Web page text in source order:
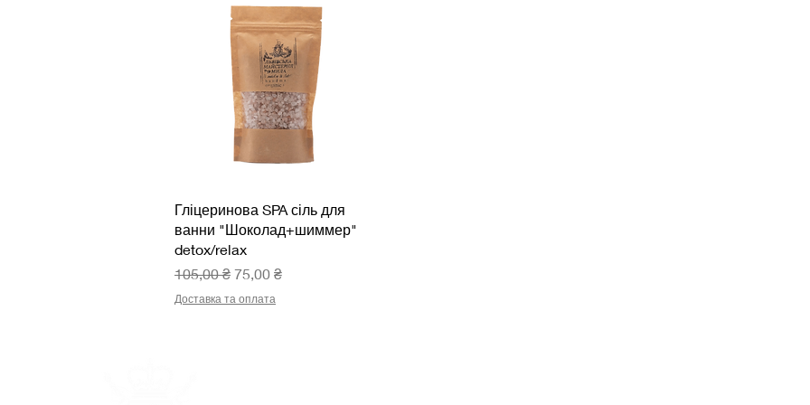
Швидкий перегляд
Гліцеринова SPA сіль для
ванни "Шоколад+шиммер"
detox/relax
Звичайна ціна
105,00 ₴ За розпродажем
75,00 ₴
Доставка та оплата